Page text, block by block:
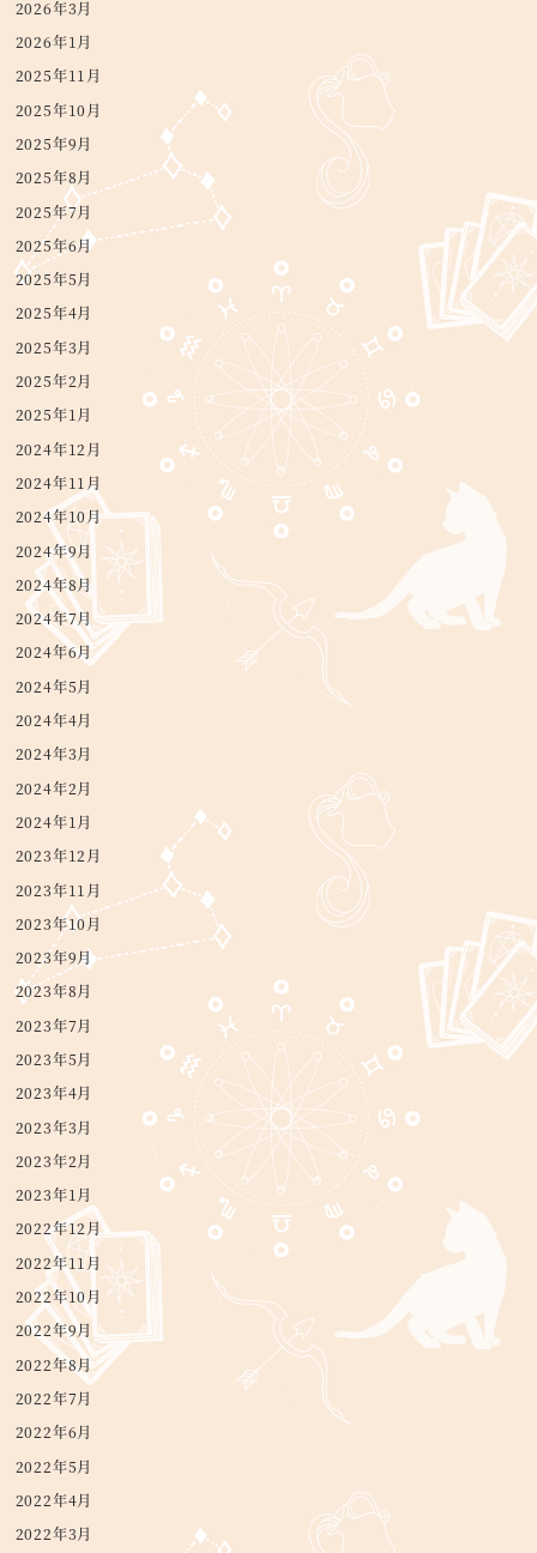
2026年3月
2026年1月
2025年11月
2025年10月
2025年9月
2025年8月
2025年7月
2025年6月
2025年5月
2025年4月
2025年3月
2025年2月
2025年1月
2024年12月
2024年11月
2024年10月
2024年9月
2024年8月
2024年7月
2024年6月
2024年5月
2024年4月
2024年3月
2024年2月
2024年1月
2023年12月
2023年11月
2023年10月
2023年9月
2023年8月
2023年7月
2023年5月
2023年4月
2023年3月
2023年2月
2023年1月
2022年12月
2022年11月
2022年10月
2022年9月
2022年8月
2022年7月
2022年6月
2022年5月
2022年4月
2022年3月